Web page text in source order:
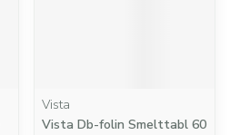
Vista
Vista Db-folin Smelttabl 60